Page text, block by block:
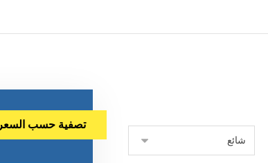
تصفية حسب السعر